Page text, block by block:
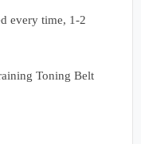
every time, 1-2
Toning Belt